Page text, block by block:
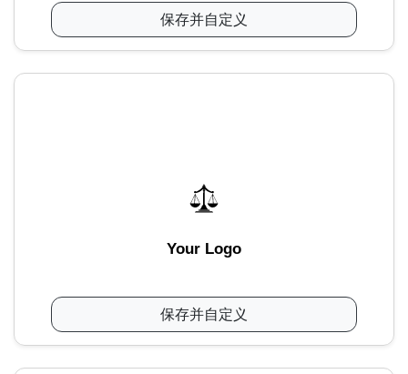
保存并自定义
Your Logo
保存并自定义